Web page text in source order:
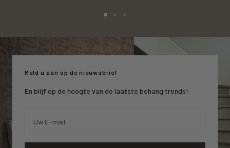
1
2
slide
3
Meld u aan op de nieuwsbrief
En blijf op de hoogte van de laatste behang trends!
Uw E-mail